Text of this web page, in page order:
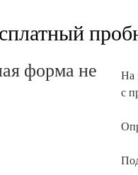
На
с
форма не